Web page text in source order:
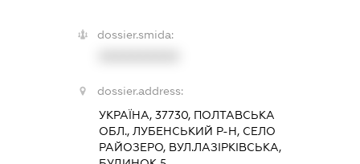
dossier.smida:
dossier.address:
УКРАЇНА, 37730, ПОЛТАВСЬКА
ОБЛ., ЛУБЕНСЬКИЙ Р-Н, СЕЛО
РАЙОЗЕРО, ВУЛ.ЛАЗІРКІВСЬКА,